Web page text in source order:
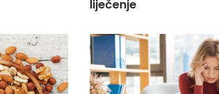
liječenje